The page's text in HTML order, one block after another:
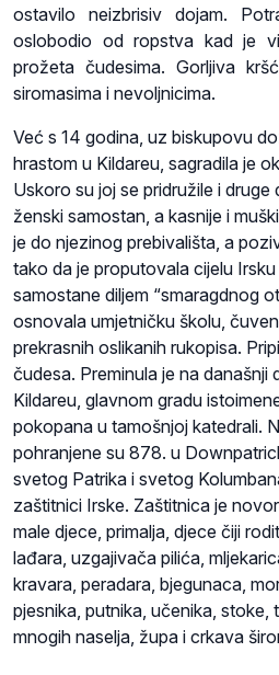
ostavilo neizbrisiv dojam.
oslobodio od ropstva kad je
prožeta čudesima. Gorljiva
siromasima i nevoljnicima.
Već s 14 godina, uz biskupovu
hrastom u Kildareu, sagradila je
Uskoro su joj se pridružile i
ženski samostan, a kasnije i
je do njezinog prebivališta, a
tako da je proputovala cijelu
samostane diljem “smaragdnog
osnovala umjetničku školu,
prekrasnih oslikanih rukopisa.
čudesa. Preminula je na današnji
Kildareu, glavnom gradu
pokopana u tamošnjoj katedrali.
pohranjene su 878. u
svetog Patrika i svetog
zaštitnici Irske. Zaštitnica je
male djece, primalja, djece čiji
lađara, uzgajivača pilića,
kravara, peradara, bjegunaca,
pjesnika, putnika, učenika, stoke,
mnogih naselja, župa i crkava